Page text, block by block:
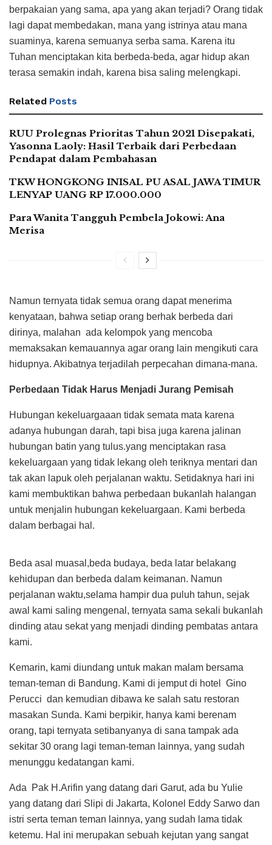
berpakaian yang sama, apa yang akan terjadi? Orang tidak
lagi dapat membedakan, mana yang istrinya atau mana
suaminya, karena semuanya serba sama. Karena itu
Tuhan menciptakan kita berbeda-beda, agar hidup akan
terasa semakin indah, karena bisa saling melengkapi.
Related Posts
RUU Prolegnas Prioritas Tahun 2021 Disepakati,
Yasonna Laoly: Hasil Terbaik dari Perbedaan
Pendapat dalam Pembahasan
TKW HONGKONG INISAL PU ASAL JAWA TIMUR
LENYAP UANG RP 17.000.000
Para Wanita Tangguh Pembela Jokowi: Ana
Merisa
Namun ternyata tidak semua orang dapat menerima
kenyataan, bahwa setiap orang berhak berbeda dari
dirinya, malahan ada kelompok yang mencoba
memaksakan kemauannya agar orang lain mengikuti cara
hidupnya. Akibatnya terjadilah perpecahan dimana-mana.
Perbedaan Tidak Harus Menjadi Jurang Pemisah
Hubungan kekeluargaaan tidak semata mata karena
adanya hubungan darah, tapi bisa juga karena jalinan
hubungan batin yang tulus.yang menciptakan rasa
kekeluargaan yang tidak lekang oleh teriknya mentari dan
tak akan lapuk oleh perjalanan waktu. Setidaknya hari ini
kami membuktikan bahwa perbedaan bukanlah halangan
untuk menjalin hubungan kekeluargaan. Kami berbeda
dalam berbagai hal.
Beda asal muasal,beda budaya, beda latar belakang
kehidupan dan berbeda dalam keimanan. Namun
perjalanan waktu,selama hampir dua puluh tahun, sejak
awal kami saling mengenal, ternyata sama sekali bukanlah
dinding atau sekat yang menjadi dinding pembatas antara
kami.
Kemarin, kami diundang untuk makan malam bersama
teman-teman di Bandung. Kami di jemput di hotel Gino
Perucci dan kemudian dibawa ke salah satu restoran
masakan Sunda. Kami berpikir, hanya kami berenam
orang, tapi ternyata setibanyanya di sana tampak ada
sekitar 30 orang lagi teman-teman lainnya, yang sudah
menunggu kedatangan kami.
Ada Pak H.Arifin yang datang dari Garut, ada bu Yulie
yang datang dari Slipi di Jakarta, Kolonel Eddy Sarwo dan
istri serta teman teman lainnya, yang sudah lama tidak
ketemu. Hal ini merupakan sebuah kejutan yang sangat